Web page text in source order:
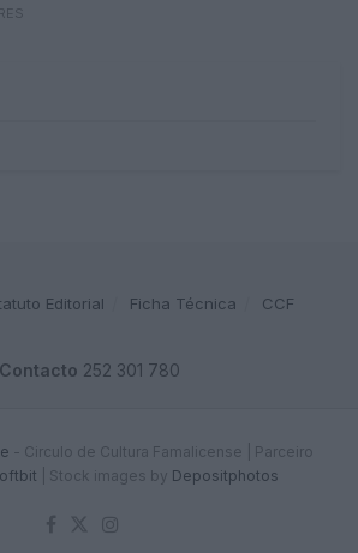
Editorial Ficha Técnica CCF
Contacto 252 301 780
- Circulo de Cultura Famalicense | Parceiro
Stock images by Depositphotos